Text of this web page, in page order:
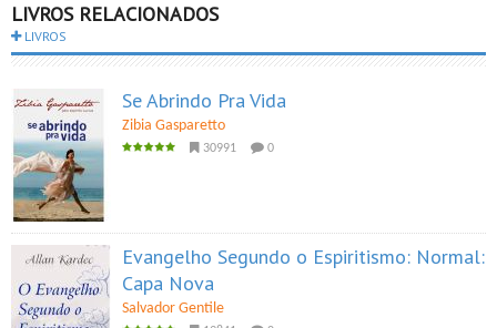
LIVROS RELACIONADOS
LIVROS
Se Abrindo Pra Vida
Zibia Gasparetto
30991 0
Evangelho Segundo o Espiritismo: Normal:
Capa Nova
Salvador Gentile